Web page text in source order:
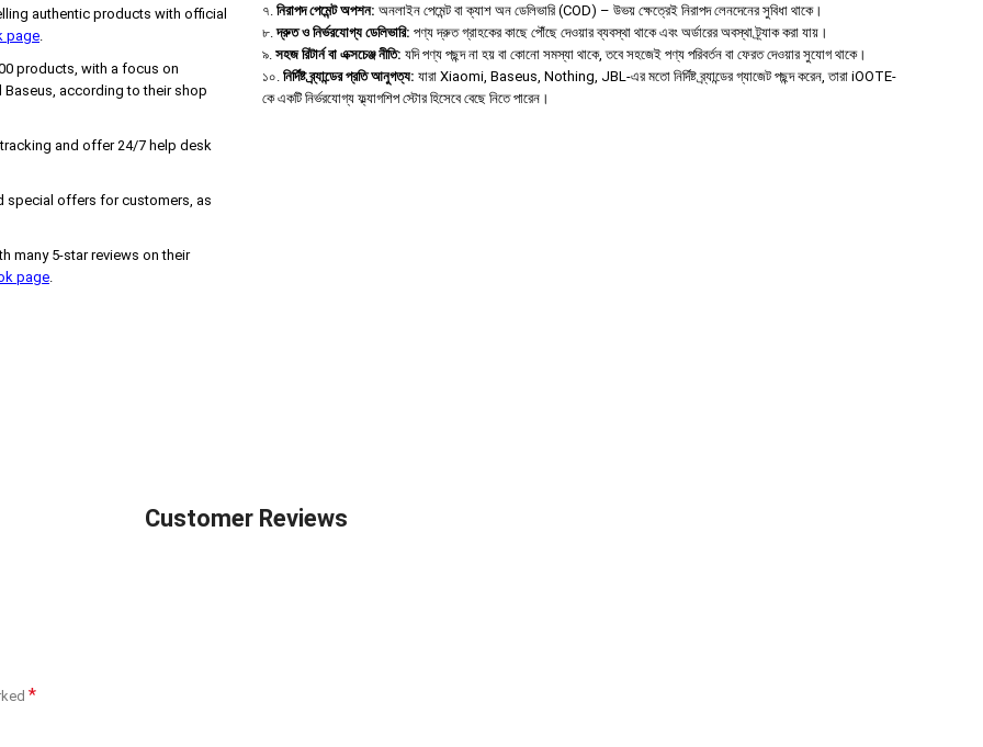
authentic products with official
page
products, with a focus on
according to their shop
and offer 24/7 help desk
special offers for customers, as
many 5-star reviews on their
page
৭. নিরাপদ পেমেন্ট অপশন: অনলাইন পেমেন্ট বা ক্যাশ অন ডেলিভারি (COD) – উভয় ক্ষেত্রেই নিরাপদ লেনদেনের সুবিধা থাকে।
৮.দ্রুত ও নির্ভরযোগ্য ডেলিভারি: পণ্য দ্রুত গ্রাহকের কাছে পৌঁছে দেওয়ার ব্যবস্থা থাকে এবং অর্ডারের অবস্থা ট্র্যাক করা যায়।
৯. সহজ রিটার্ন বা এক্সচেঞ্জ নীতি: যদি পণ্য পছন্দ না হয় বা কোনো সমস্যা থাকে, তবে সহজেই পণ্য পরিবর্তন বা ফেরত দেওয়ার সুযোগ থাকে।
১০. নির্দিষ্ট ব্র্যান্ডের প্রতি আনুগত্য: যারা Xiaomi, Baseus, Nothing, JBL-এর মতো নির্দিষ্ট ব্র্যান্ডের গ্যাজেট পছন্দ করেন, তারা iOOTE-
কে একটি নির্ভরযোগ্য ফ্ল্যাগশিপ স্টোর হিসেবে বেছে নিতে পারেন।
Customer Reviews
*